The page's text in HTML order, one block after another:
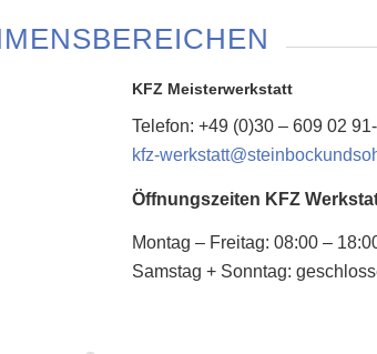
KFZ Meisterwerkstatt
Telefon: +49 (0)30 – 609 02
kfz-
Öffnungszeiten KFZ
Montag – Freitag: 08:00 –
Samstag + Sonntag: